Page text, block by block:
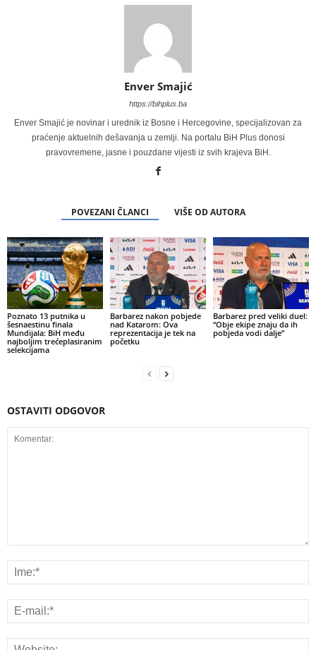
Enver Smajić
https://bihplus.ba
Enver Smajić je novinar i urednik iz Bosne i Hercegovine, specijalizovan za
praćenje aktuelnih dešavanja u zemlji. Na portalu BiH Plus donosi
pravovremene, jasne i pouzdane vijesti iz svih krajeva BiH.
POVEZANI ČLANCI VIŠE OD AUTORA
Poznato 13 putnika u
šesnaestinu finala
Mundijala: BiH među
najboljim trećeplasiranim
selekcijama
Barbarez nakon pobjede
nad Katarom: Ova
reprezentacija je tek na
početku
Barbarez pred veliki duel:
“Obje ekipe znaju da ih
pobjeda vodi dalje”
OSTAVITI ODGOVOR